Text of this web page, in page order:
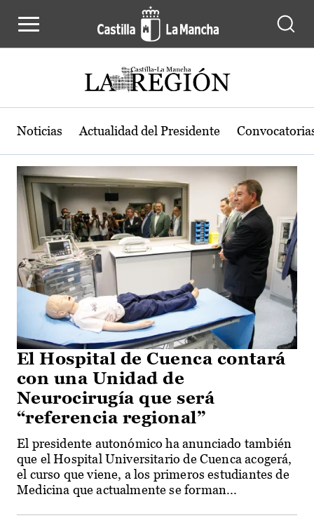
Actualidad de la región de Castilla-
Noticias Actualidad del Presidente
El Hospital de Cuenca contará
con una Unidad de
Neurocirugía que será
“referencia regional”
El presidente autonómico ha anunciado también
que el Hospital Universitario de Cuenca acogerá,
el curso que viene, a los primeros estudiantes de
Medicina que actualmente se forman...